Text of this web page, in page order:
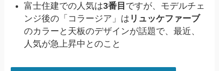
富士住建での人気は3番目 ですが、モデルチェ
ンジ後の「コラージア」は リュッケファーブ
のカラーと天板のデザインが話題で、最近、
人気が急上昇中とのこと